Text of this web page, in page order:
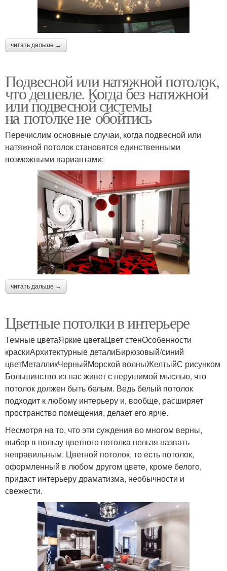
читать дальше →
Подвесной или натяжной потолок,
что дешевле. Когда без натяжной
или подвесной системы
на потолке не обойтись
Перечислим основные случаи, когда подвесной или
натяжной потолок становятся единственными
возможными вариантами:
читать дальше →
Цветные потолки в интерьере
Темные цветаЯркие цветаЦвет стенОсобенности
краскиАрхитектурные деталиБирюзовый/синий
цветМеталликЧерныйМорской волныЖелтыйС рисунком
Большинство из нас живет с нерушимой мыслью, что
потолок должен быть белым. Ведь белый потолок
подходит к любому интерьеру и, вообще, расширяет
пространство помещения, делает его ярче.
Несмотря на то, что эти суждения во многом верны,
выбор в пользу цветного потолка нельзя назвать
неправильным. Цветной потолок, то есть потолок,
оформленный в любом другом цвете, кроме белого,
придаст интерьеру драматизма, необычности и
свежести.